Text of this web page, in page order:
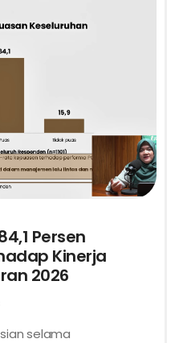
Persen
Kinerja
2026
selama